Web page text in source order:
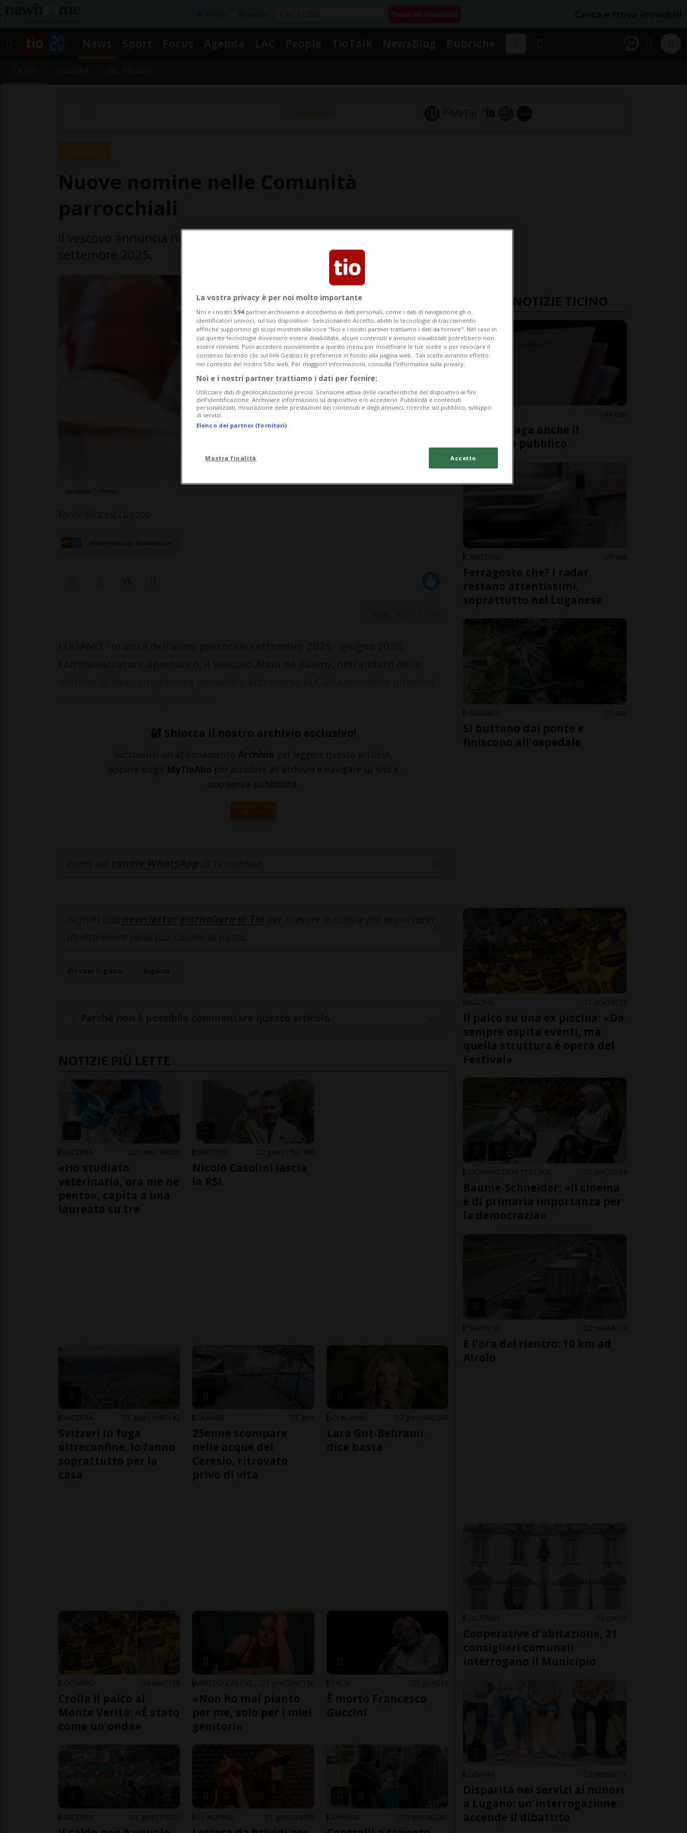
Segnalaci
🔐 Sblocca il nostro archivio esclusivo!
Sottoscrivi un abbonamento Archivio per leggere questo articolo,
oppure scegli MyTioAbo per accedere all'archivio e navigare su sito e
app senza pubblicità.
ACCEDI
NOTIZIE PIÙ LETTE
SVIZZERA 20 ore 10 36
«Ho studiato
veterinaria, ora me ne
pento», capita a una
laureata su tre
CANTONE 2 gior 159 394
Nicolò Casolini lascia
la RSI
SVIZZERA 2 gior 104 142
Svizzeri in fuga
oltreconfine, lo fanno
soprattutto per la
casa
LUGANO 2 gior
25enne scompare
nelle acque del
Ceresio, ritrovato
privo di vita
SCI ALPINO 2 gior 68 289
Lara Gut-Behrami
dice basta
LOCARNO 5 ore 129
Crolla il palco al
Monte Verità: «È stato
come un'onda»
1 gior 24 158
«Non ho mai pianto
per me, solo per i miei
genitori»
ITALIA 1 gior 19
È morto Francesco
Guccini
SVIZZERA 2 gior 15 32 SCI ALPINO 1 gior 24 97 CONFINE 10 ore 42 81
ULTIME NOTIZIE TICINO
CANTONE 44 min
DISTI, indaga anche il
Ministero pubblico
CANTONE 1 ora
Ferragosto che? I radar
restano attentissimi,
soprattutto nel Luganese
VERZASCA 1 ora
Si buttano dal ponte e
finiscono all'ospedale
ASCONA 1 ora 5 32
Il palco su una ex piscina: «Da
sempre ospita eventi, ma
quella struttura è opera del
Festival»
LOCARNO FILM FESTIVAL 2 ore 3 14
Baume-Schneider: «Il cinema
è di primaria importanza per
la democrazia»
TRAFFICO 2 ore 4 14
È l'ora del rientro: 10 km ad
Airolo
LOCARNO 2 ore 3
Cooperative d’abitazione, 21
consiglieri comunali
interrogano il Municipio
LUGANO 3 ore 6 11
Disparità nei servizi ai minori
a Lugano: un'interrogazione
accende il dibattito
La vostra privacy è per noi molto importante
Noi e i nostri 594 partner archiviamo e accediamo ai dati personali, come i dati di navigazione gli o
identificatori univoci, sul tuo dispositivo . Selezionando Accetto, abiliti le tecnologie di tracciamento
affinché supportino gli scopi mostrati alla voce "Noi e i nostri partner trattiamo i dati da fornire". Nel caso in
cui queste tecnologie dovessero essere disabilitate, alcuni contenuti e annunci visualizzati potrebbero non
essere rilevanti. Puoi accedere nuovamente a questo menu per modificare le tue scelte o per revocare il
consenso facendo clic sul link Gestisci le preferenze in fondo alla pagina web.. Tali scelte avranno effetto
nel contesto del nostro Sito web. Per maggiori informazioni, consulta l'Informativa sulla privacy.
Noi e i nostri partner trattiamo i dati per fornire:
Utilizzare dati di geolocalizzazione precisi. Scansione attiva delle caratteristiche del dispositivo ai fini
dell’identificazione. Archiviare informazioni su dispositivo e/o accedervi. Pubblicità e contenuti
personalizzati, misurazione delle prestazioni dei contenuti e degli annunci, ricerche sul pubblico, sviluppo
di servizi.
Elenco dei partner (fornitori)
Mostra finalità Accetto